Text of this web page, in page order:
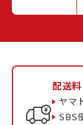
配送
ヤマ
SBS